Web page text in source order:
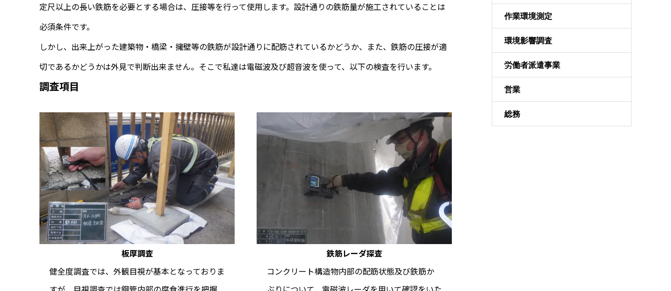
定尺以上の長い鉄筋を必要とする場合は、圧接等を行って使用します。設計通りの鉄筋量が施工されていることは
必須条件です。
しかし、出来上がった建築物・橋梁・擁壁等の鉄筋が設計通りに配筋されているかどうか、また、鉄筋の圧接が適
切であるかどうかは外見で判断出来ません。そこで私達は電磁波及び超音波を使って、以下の検査を行います。
調査項目
板厚調査
健全度調査では、外観目視が基本となっておりま
鉄筋レーダ探査
コンクリート構造物内部の配筋状態及び鉄筋か
作業環境測定
環境影響調査
労働者派遣事業
営業
総務